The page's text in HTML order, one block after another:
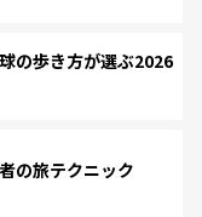
の歩き方が選ぶ2026
の旅テクニック